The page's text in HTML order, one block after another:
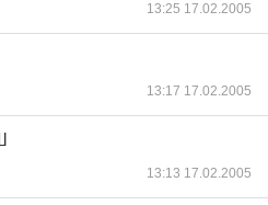
13:25 17.02.2005
13:17 17.02.2005
13:13 17.02.2005